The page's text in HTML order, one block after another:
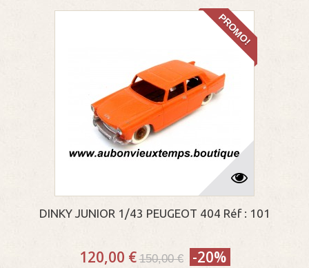
PROMO!
DINKY JUNIOR 1/43 PEUGEOT 404 Réf : 101
120,00 € 150,00 € -20%